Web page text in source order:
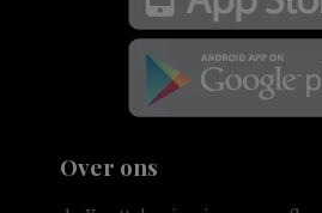
Over ons